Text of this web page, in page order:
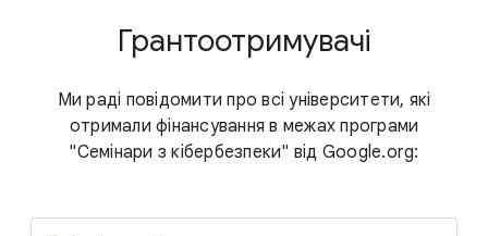
Грантоотримувачі
Ми раді повідомити про всі університети, які
отримали фінансування в межах програми
"Семінари з кібербезпеки" від Google.org: